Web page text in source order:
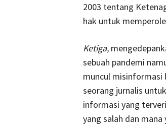
2003 tentang
hak untuk
Ketiga,
sebuah pandemi
muncul misinformasi
seorang jurnalis
informasi yang
yang salah dan mana